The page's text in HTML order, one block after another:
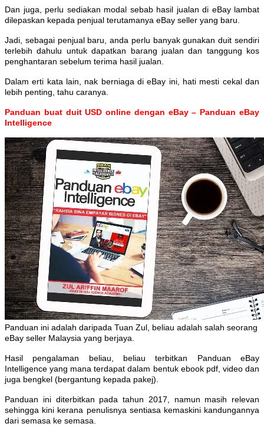
Dan juga, perlu sediakan modal sebab hasil jualan di eBay lambat
dilepaskan kepada penjual terutamanya eBay seller yang baru.
Jadi, sebagai penjual baru, anda perlu banyak gunakan duit sendiri
terlebih dahulu untuk dapatkan barang jualan dan tanggung kos
penghantaran sebelum terima hasil jualan.
Dalam erti kata lain, nak berniaga di eBay ini, hati mesti cekal dan
lebih penting, tahu caranya.
Panduan buat duit USD online dengan eBay – Panduan eBay
Intelligence
Panduan ini adalah daripada Tuan Zul, beliau adalah salah seorang
eBay seller Malaysia yang berjaya.
Hasil pengalaman beliau, beliau terbitkan Panduan eBay
Intelligence yang mana terdapat dalam bentuk ebook pdf, video dan
juga bengkel (bergantung kepada pakej).
Panduan ini diterbitkan pada tahun 2017, namun masih relevan
sehingga kini kerana penulisnya sentiasa kemaskini kandungannya
dari semasa ke semasa.